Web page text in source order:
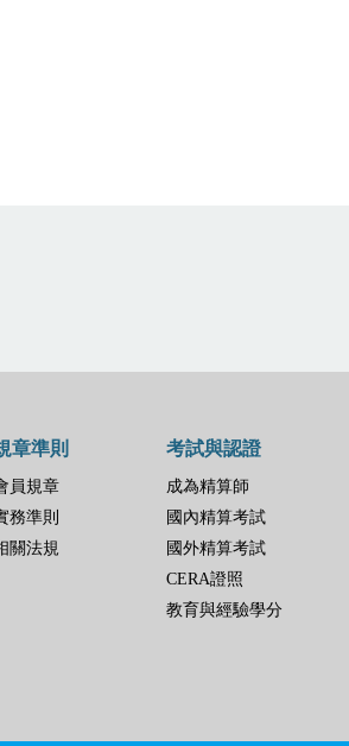
章準則
員規章
務準則
關法規
考試與認證
成為精算師
國內精算考試
國外精算考試
CERA證照
教育與經驗學分